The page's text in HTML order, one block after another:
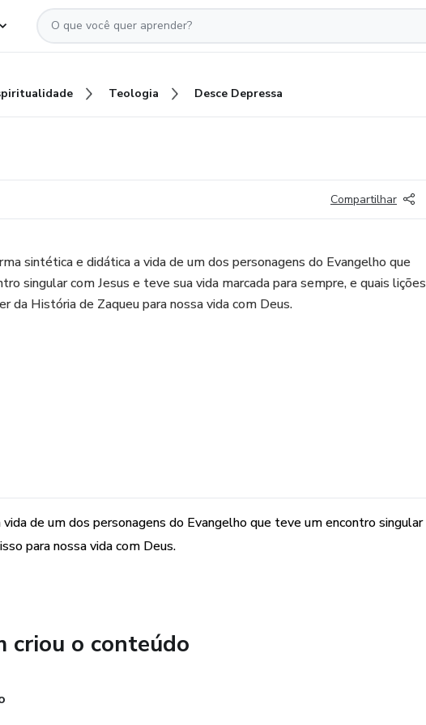
Teologia Desce Depressa
Compartilhar
sintética e didática a vida de um dos personagens do Evangelho que
singular com Jesus e teve sua vida marcada para sempre, e quais lições
da História de Zaqueu para nossa vida com Deus.
de um dos personagens do Evangelho que teve um encontro singular
para nossa vida com Deus.
criou o conteúdo